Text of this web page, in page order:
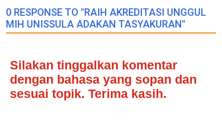
0 RESPONSE TO "RAIH AKREDITASI UNGGUL
MIH UNISSULA ADAKAN TASYAKURAN"
Silakan tinggalkan komentar
dengan bahasa yang sopan dan
sesuai topik. Terima kasih.